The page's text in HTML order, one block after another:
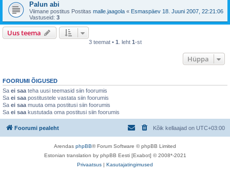
Palun abi
Viimane postitus Postitas malle.jaagola « Esmaspäev 18. Juuni 2007, 22:21:06
Vastuseid: 3
Uus teema
3 teemat • 1 . leht 1-st
Hüppa
FOORUMI ÕIGUSED
Sa ei saa teha uusi teemasid siin foorumis
Sa ei saa postitustele vastata siin foorumis
Sa ei saa muuta oma postitusi siin foorumis
Sa ei saa kustutada oma postitusi siin foorumis
Foorumi pealeht Kõik kellaajad on UTC+03:00
Arendas phpBB® Forum Software © phpBB Limited
Estonian translation by phpBB Eesti [Exabot] © 2008*-2021
Privaatsus | Kasutajatingimused